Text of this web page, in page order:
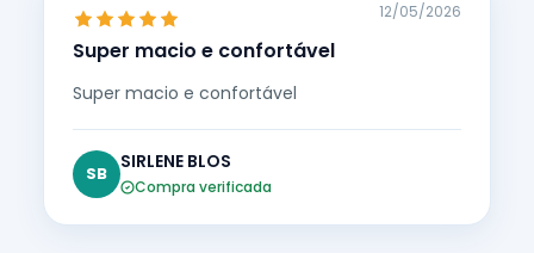
Super macio e confortável
12/05/2026
Super macio e confortável
SB
SIRLENE BLOS
Compra verificada